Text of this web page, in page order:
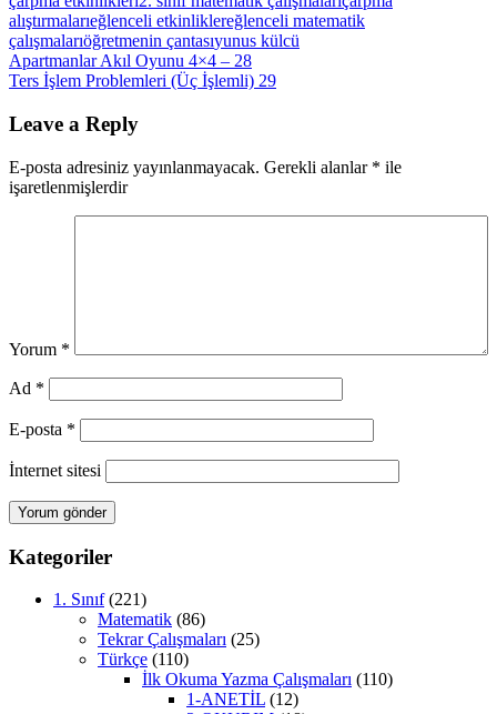
alıştırmalarıeğlenceli etkinliklereğlenceli matematik
çalışmalarıöğretmenin çantasıyunus külcü
Yazı
gezinmesi
Previous
Post:
Apartmanlar Akıl Oyunu 4×4 – 28
Next
Ters İşlem Problemleri (Üç İşlemli) 29
Leave a Reply
E-posta adresiniz yayınlanmayacak. Gerekli alanlar * ile
işaretlenmişlerdir
Yorum *
Ad *
E-posta *
İnternet sitesi
Kategoriler
1. Sınıf(221)
Matematik (86)
Tekrar Çalışmaları (25)
Türkçe (110)
İlk Okuma Yazma Çalışmaları (110)
1-ANETİL (12)